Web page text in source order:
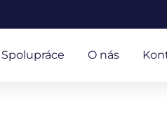
Spolupráce O nás